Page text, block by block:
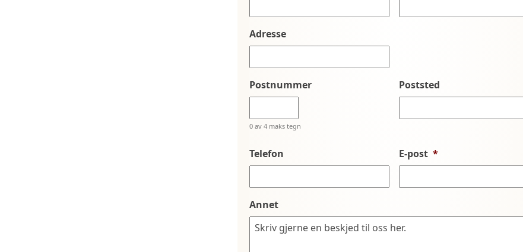
Adresse
Postnummer
0 av 4 maks tegn
Poststed
Telefon E-post *
Annet